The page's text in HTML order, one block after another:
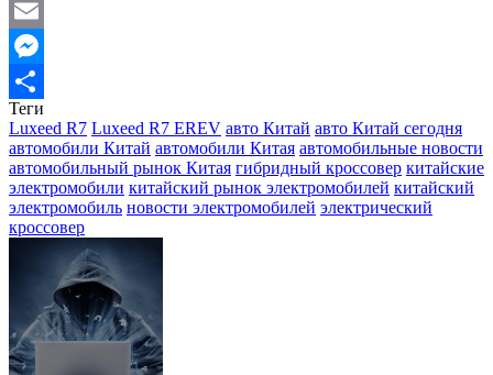
WhatsApp
Email
Messenger
Отправить
Теги
Luxeed R7 Luxeed R7 EREV авто Китай авто Китай сегодня
автомобили Китай автомобили Китая автомобильные новости
автомобильный рынок Китая гибридный кроссовер китайские
электромобили китайский рынок электромобилей китайский
электромобиль новости электромобилей электрический
кроссовер